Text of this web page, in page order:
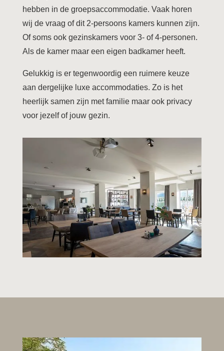
hebben in de groepsaccommodatie. Vaak horen
wij de vraag of dit 2-persoons kamers kunnen zijn.
Of soms ook gezinskamers voor 3- of 4-personen.
Als de kamer maar een eigen badkamer heeft.
Gelukkig is er tegenwoordig een ruimere keuze
aan dergelijke luxe accommodaties. Zo is het
heerlijk samen zijn met familie maar ook privacy
voor jezelf of jouw gezin.